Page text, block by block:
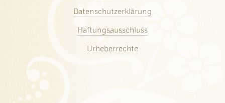
Datenschutzerklärung
Haftungsausschluss
Urheberrechte